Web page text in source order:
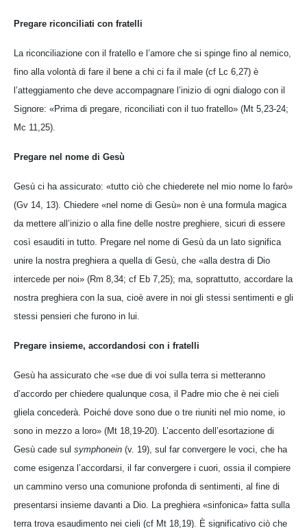
Pregare riconciliati con fratelli
La riconciliazione con il fratello e l’amore che si spinge fino al nemico,
fino alla volontà di fare il bene a chi ci fa il male (cf Lc 6,27) è
l’atteggiamento che deve accompagnare l’inizio di ogni dialogo con il
Signore: «Prima di pregare, riconciliati con il tuo fratello» (Mt 5,23-24;
Mc 11,25).
Pregare nel nome di Gesù
Gesù ci ha assicurato: «tutto ciò che chiederete nel mio nome lo farò»
(Gv 14, 13). Chiedere «nel nome di Gesù» non è una formula magica
da mettere all’inizio o alla fine delle nostre preghiere, sicuri di essere
così esauditi in tutto. Pregare nel nome di Gesù da un lato significa
unire la nostra preghiera a quella di Gesù, che «alla destra di Dio
intercede per noi» (Rm 8,34; cf Eb 7,25); ma, soprattutto, accordare la
nostra preghiera con la sua, cioè avere in noi gli stessi sentimenti e gli
stessi pensieri che furono in lui.
Pregare insieme, accordandosi con i fratelli
Gesù ha assicurato che «se due di voi sulla terra si metteranno
d’accordo per chiedere qualunque cosa, il Padre mio che è nei cieli
gliela concederà. Poiché dove sono due o tre riuniti nel mio nome, io
sono in mezzo a loro» (Mt 18,19-20). L’accento dell’esortazione di
Gesù cade sul symphonein (v. 19), sul far convergere le voci, che ha
come esigenza l’accordarsi, il far convergere i cuori, ossia il compiere
un cammino verso una comunione profonda di sentimenti, al fine di
presentarsi insieme davanti a Dio. La preghiera «sinfonica» fatta sulla
terra trova esaudimento nei cieli (cf Mt 18,19). È significativo ciò che